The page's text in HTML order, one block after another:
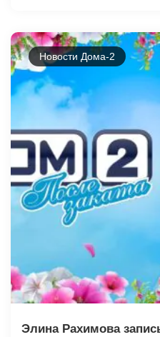
Новости Дома-2
Элина Рахимова